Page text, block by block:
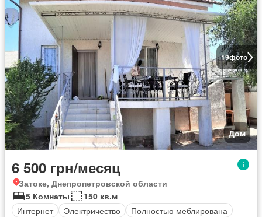
19фото
Дом
6 500 грн/месяц
Затоке, Днепропетровской области
5 Комнаты
150 кв.м
Интернет
Электричество Полностью меблирована